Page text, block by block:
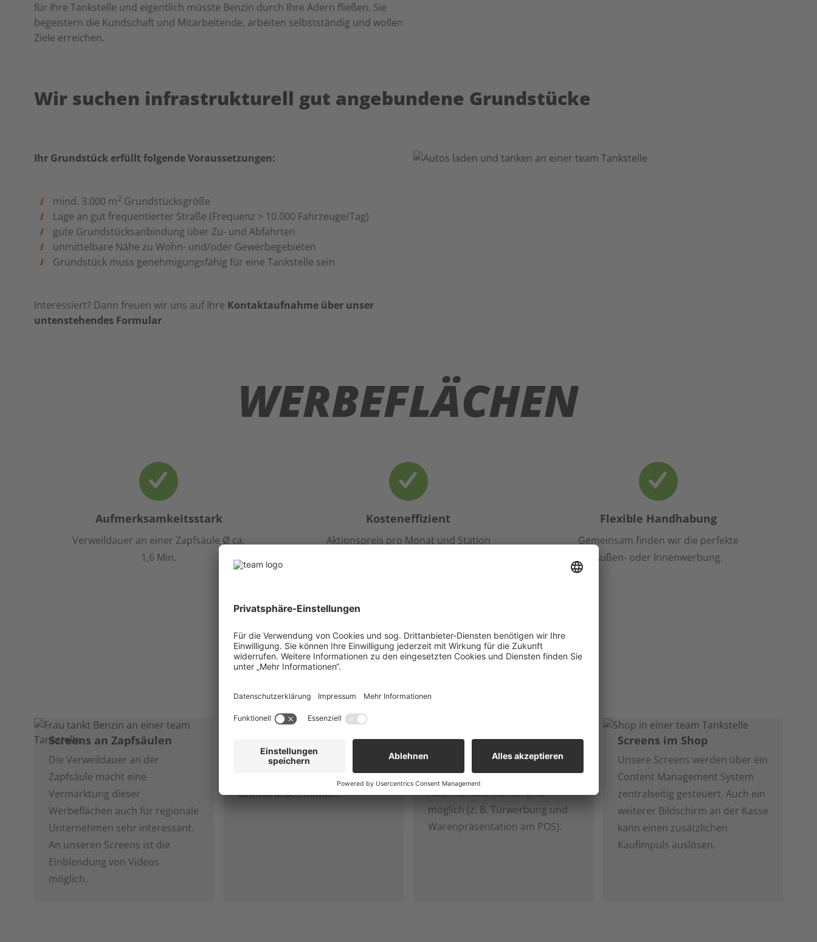
für Ihre Tankstelle und eigentlich müsste Benzin durch Ihre Adern fließen. Sie
begeistern die Kundschaft und Mitarbeitende, arbeiten selbstständig und wollen
Ziele erreichen.
Wir suchen infrastrukturell gut angebundene Grundstücke
Ihr Grundstück erfüllt folgende Voraussetzungen:
mind. 3.000 m2 Grundstücksgröße
Lage an gut frequentierter Straße (Frequenz > 10.000 Fahrzeuge/Tag)
gute Grundstücksanbindung über Zu- und Abfahrten
unmittelbare Nähe zu Wohn- und/oder Gewerbegebieten
Grundstück muss genehmigungsfähig für eine Tankstelle sein
Interessiert? Dann freuen wir uns auf Ihre Kontaktaufnahme über unser
untenstehendes Formular.
WERBEFLÄCHEN
Aufmerksamkeitsstark
Verweildauer an einer Zapfsäule Ø ca.
1,6 Min.
Kosteneffizient
Aktionspreis pro Monat und Station
Flexible Handhabung
Gemeinsam finden wir die perfekte
Außen- oder Innenwerbung.
Bewerben Sie Ihre Dienstleistungen &
Produkte an unseren Tankstellen
Kontaktformular.
Screens an Zapfsäulen
Die Verweildauer an der
Zapfsäule macht eine
Vermarktung dieser
Werbeflächen auch für regionale
Unternehmen sehr interessant.
An unseren Screens ist die
Einblendung von Videos
möglich.
Einleger an Zapfpistolen
Platzieren Sie Ihre
Griffnähe des Kunden.
Beklebung der
automatischen
Eingangstüren
Auch Kombiaktionen sind
möglich (z. B. Türwerbung und
Warenpräsentation am POS).
Screens im Shop
Unsere Screens werden über ein
Content Management System
zentralseitig gesteuert. Auch ein
weiterer Bildschirm an der Kasse
kann einen zusätzlichen
Kaufimpuls auslösen.